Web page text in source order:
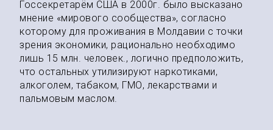
Госсекретарём США в 2000г. было высказано
мнение «мирового сообщества», согласно
которому для проживания в Молдавии с точки
зрения экономики, рационально необходимо
лишь 15 млн. человек., логично предположить,
что остальных утилизируют наркотиками,
алкоголем, табаком, ГМО, лекарствами и
пальмовым маслом.